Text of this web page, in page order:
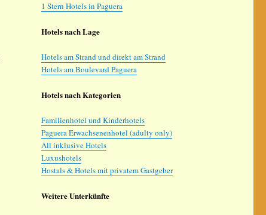
1 Stern Hotels in Paguera
Hotels nach Lage
Hotels am Strand und direkt am Strand
Hotels am Boulevard Paguera
Hotels nach Kategorien
Familienhotel und Kinderhotels
Paguera Erwachsenenhotel (adulty only)
All inklusive Hotels
Luxushotels
Hostals & Hotels mit privatem Gastgeber
Weitere Unterkünfte